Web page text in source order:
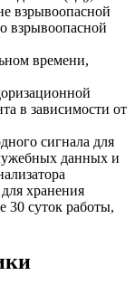
взрывоопасной
взрывоопасной
времени,
в зависимости от
сигнала для
данных и
хранения
30 суток работы,